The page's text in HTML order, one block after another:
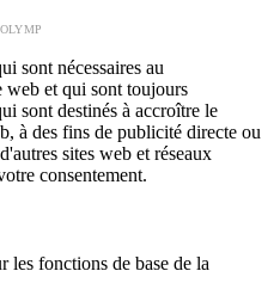
sont nécessaires au
web et qui sont toujours
sont destinés à accroître le
à des fins de publicité directe ou
sites web et réseaux
consentement.
les fonctions de base de la